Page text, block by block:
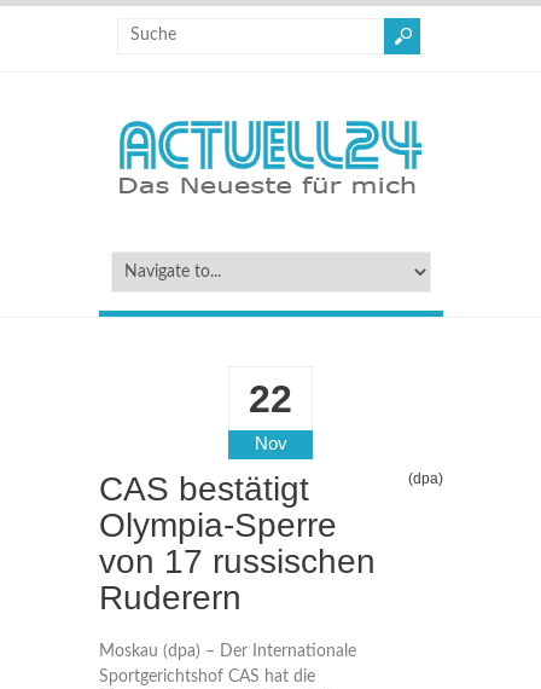
22
Nov
CAS bestätigt
Olympia-Sperre
von 17 russischen
Ruderern
(dpa)
Moskau (dpa) – Der Internationale
Sportgerichtshof CAS hat die